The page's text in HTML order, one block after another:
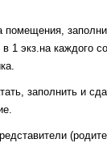
экз.на каждого
заполнить и